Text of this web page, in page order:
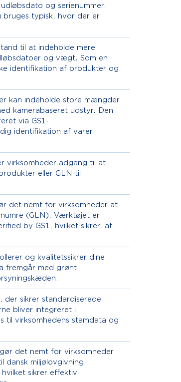
og serienummer.
bruges typisk, hvor der er
til at indeholde mere
og vægt. Som en
identifikation af produkter og
kan indeholde store mængder
kamerabaseret udstyr. Den
via GS1-
identifikation af varer i
virksomheder adgang til at
eller GLN til
det nemt for virksomheder at
(GLN). Værktøjet er
by GS1, hvilket sikrer, at
og kvalitetssikrer dine
fremgår med grønt
der sikrer standardiserede
bliver integreret i
til virksomhedens stamdata og
det nemt for virksomheder
dansk miljølovgivning.
sikrer effektiv